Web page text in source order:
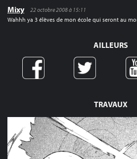
TRAVAUX
Mixy
22 octobre 2008 à 15:11
Wahhh ya 3 élèves de mon école qui seront au
AILLEURS